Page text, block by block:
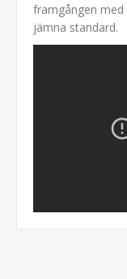
framgången
jämna standard.